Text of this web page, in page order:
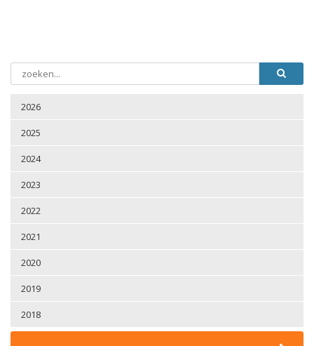
2026
2025
2024
2023
2022
2021
2020
2019
2018